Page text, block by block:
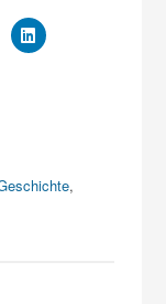
,